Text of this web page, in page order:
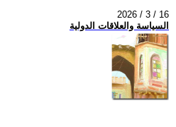
2026 / 3 / 16
السياسة والعلاقات الدولية